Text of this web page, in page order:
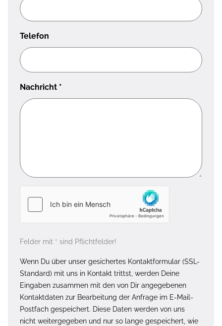
Telefon
Nachricht *
Felder mit * sind Pflichtfelder!
Wenn Du über unser gesichertes Kontaktformular (SSL-
Standard) mit uns in Kontakt trittst, werden Deine
Eingaben zusammen mit den von Dir angegebenen
Kontaktdaten zur Bearbeitung der Anfrage im E-Mail-
Postfach gespeichert. Diese Daten werden von uns
nicht weitergegeben und nur so lange gespeichert, wie